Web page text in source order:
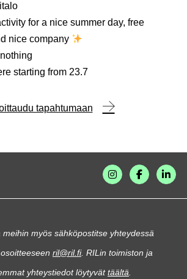
for a nice summer day, free
nice company
starting from 23.7
tapahtumaan
myös sähköpostitse yhteydessä
ril@ril.fi. RILin toimiston ja
yhteystiedot löytyvättäältä